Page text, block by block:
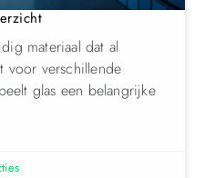
materiaal dat al
voor verschillende
glas een belangrijke